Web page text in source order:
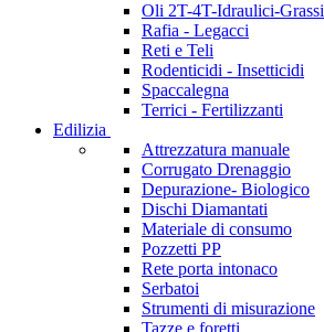
Oli 2T-4T-Idraulici-Grassi
Rafia - Legacci
Reti e Teli
Rodenticidi - Insetticidi
Spaccalegna
Terrici - Fertilizzanti
Edilizia
Attrezzatura manuale
Corrugato Drenaggio
Depurazione- Biologico
Dischi Diamantati
Materiale di consumo
Pozzetti PP
Rete porta intonaco
Serbatoi
Strumenti di misurazione
Tazze e foretti